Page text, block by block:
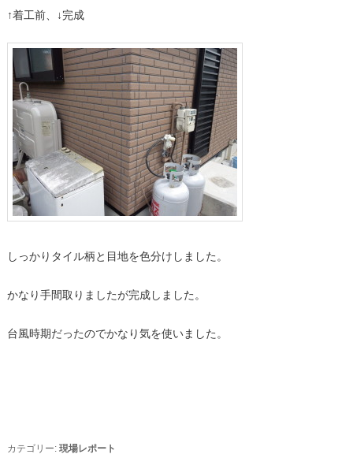
↑着工前、↓完成
しっかりタイル柄と目地を色分けしました。
かなり手間取りましたが完成しました。
台風時期だったのでかなり気を使いました。
カテゴリー: 現場レポート